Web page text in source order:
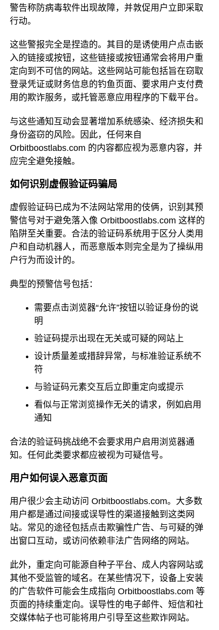
警告称防病毒软件出现故障，并敦促用户立即采取
行动。
这些警报完全是捏造的。其目的是诱使用户点击嵌
入的链接或按钮，这些链接或按钮通常会将用户重
定向到不可信的网站。这些网站可能包括旨在窃取
登录凭证或财务信息的钓鱼页面、要求用户支付费
用的欺诈服务，或托管恶意应用程序的下载平台。
与这些通知互动会显著增加系统感染、经济损失和
身份盗窃的风险。因此，任何来自
Orbitboostlabs.com 的内容都应视为恶意内容，并
应完全避免接触。
如何识别虚假验证码骗局
虚假验证码已成为不法网站常用的伎俩，识别其预
警信号对于避免落入像 Orbitboostlabs.com 这样的
陷阱至关重要。合法的验证码系统用于区分人类用
户和自动机器人，而恶意版本则完全是为了操纵用
户行为而设计的。
典型的预警信号包括：
需要点击浏览器“允许”按钮以验证身份的说
明
验证码提示出现在无关或可疑的网站上
设计质量差或措辞异常，与标准验证系统不
符
与验证码元素交互后立即重定向或提示
看似与正常浏览操作无关的请求，例如启用
通知
合法的验证码挑战绝不会要求用户启用浏览器通
知。任何此类要求都应被视为可疑信号。
用户如何误入恶意页面
用户很少会主动访问 Orbitboostlabs.com。大多数
用户都是通过间接或误导性的渠道接触到这类网
站。常见的途径包括点击欺骗性广告、与可疑的弹
出窗口互动，或访问依赖非法广告网络的网站。
此外，重定向可能源自种子平台、成人内容网站或
其他不受监管的域名。在某些情况下，设备上安装
的广告软件可能会生成指向 Orbitboostlabs.com 等
页面的持续重定向。误导性的电子邮件、短信和社
交媒体帖子也可能将用户引导至这些欺诈网站。